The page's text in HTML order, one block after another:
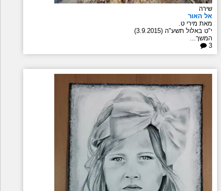
שירה
אל האור
מאת מירי ט.
י"ט באלול תשע"ה (3.9.2015)
המשך...
3